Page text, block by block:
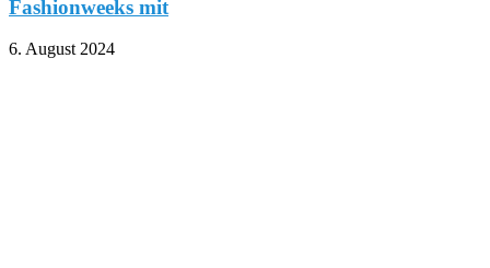
Fashionweeks mit
6. August 2024